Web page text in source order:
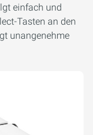
einfach und
Tasten an den
unangenehme